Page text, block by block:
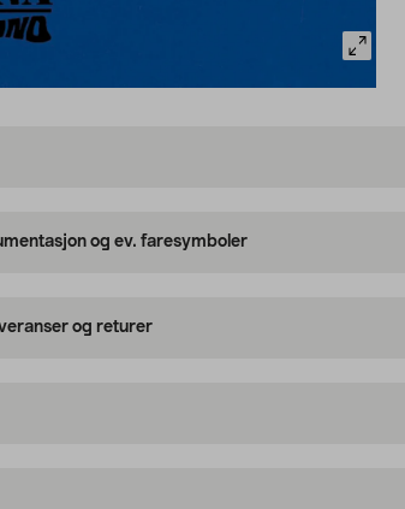
og ev. faresymboler
og returer